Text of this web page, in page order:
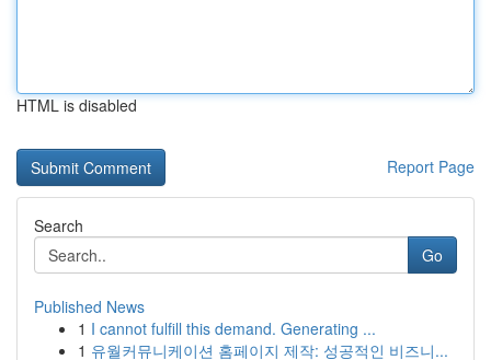
HTML is disabled
Report Page
Search
Go
Published News
1 I cannot fulfill this demand. Generating ...
1 유월커뮤니케이션 홈페이지 제작: 성공적인 비즈니...